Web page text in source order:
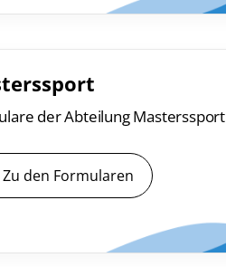
der Abteilung Masterssport
Zu den Formularen